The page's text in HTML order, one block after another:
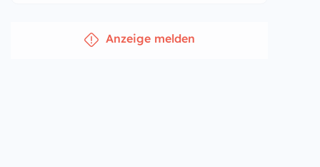
Anzeige melden